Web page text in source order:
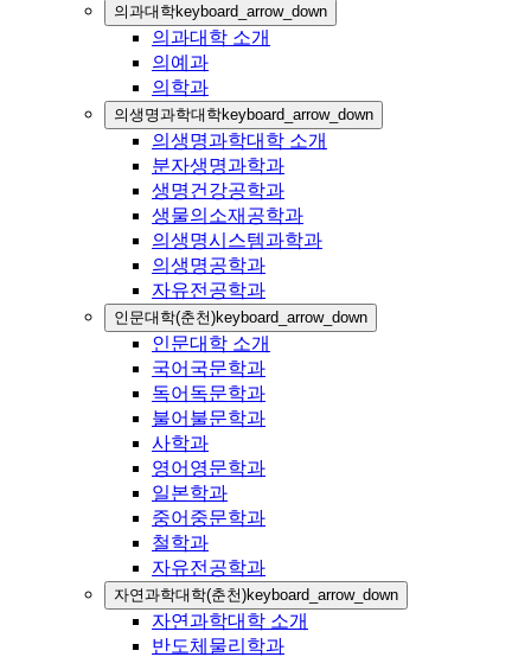
의과대학keyboard_arrow_down
의과대학 소개
의예과
의학과
의생명과학대학keyboard_arrow_down
의생명과학대학 소개
분자생명과학과
생명건강공학과
생물의소재공학과
의생명시스템과학과
의생명공학과
자유전공학과
인문대학(춘천)keyboard_arrow_down
인문대학 소개
국어국문학과
독어독문학과
불어불문학과
사학과
영어영문학과
일본학과
중어중문학과
철학과
자유전공학과
자연과학대학(춘천)keyboard_arrow_down
자연과학대학 소개
반도체물리학과